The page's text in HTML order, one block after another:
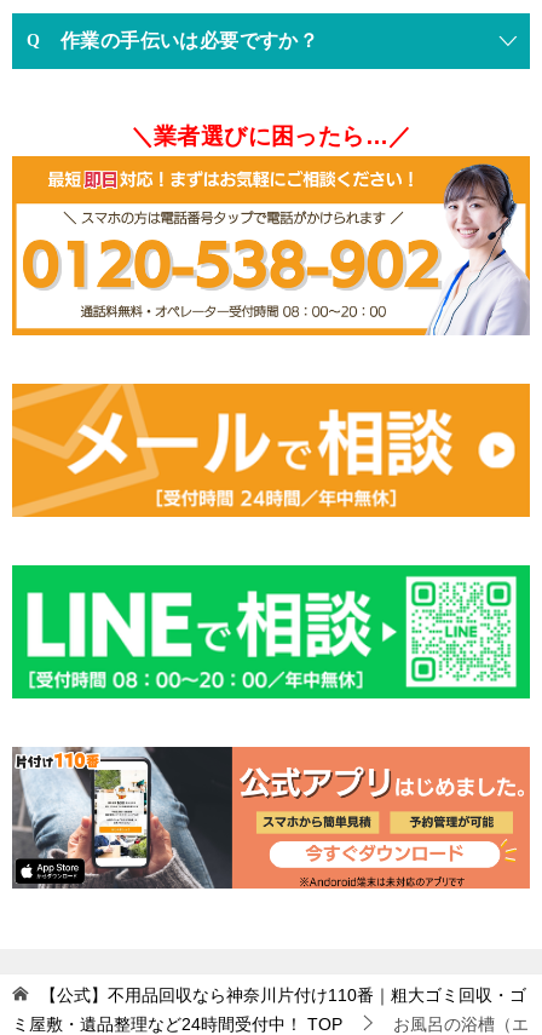
作業の手伝いは必要ですか？
＼業者選びに困ったら…／
【公式】不用品回収なら神奈川片付け110番｜粗大ゴミ回収・ゴ
ミ屋敷・遺品整理など24時間受付中！
TOP
お風呂の浴槽（エ